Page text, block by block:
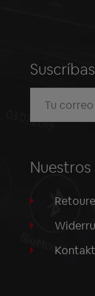
Nuestros
Retoure
Kontakt